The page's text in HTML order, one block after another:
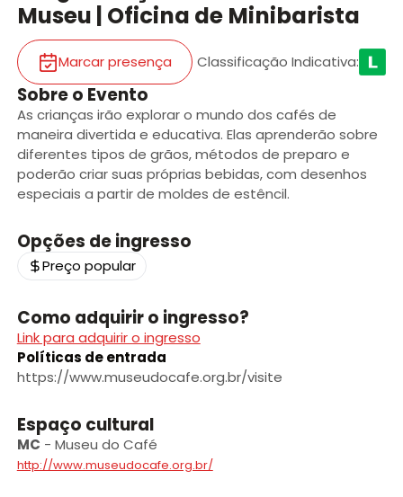
Museu | Oficina de Minibarista
Marcar presença Classificação Indicativa:
Sobre o Evento
As crianças irão explorar o mundo dos cafés de
maneira divertida e educativa. Elas aprenderão sobre
diferentes tipos de grãos, métodos de preparo e
poderão criar suas próprias bebidas, com desenhos
especiais a partir de moldes de estêncil.
Opções de ingresso
Preço popular
Como adquirir o ingresso?
Link para adquirir o ingresso
Políticas de entrada
https://www.museudocafe.org.br/visite
Espaço cultural
MC - Museu do Café
http://www.museudocafe.org.br/